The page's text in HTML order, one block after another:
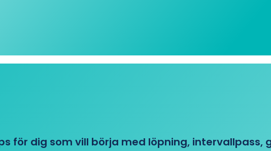
för dig som vill börja med löpning, intervallpass,